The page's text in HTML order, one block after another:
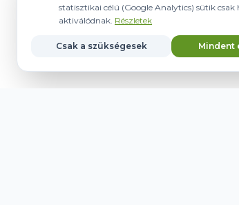
statisztikai célú (Google Analytics) sütik csak
aktiválódnak. Részletek
Csak a szükségesek Mindent